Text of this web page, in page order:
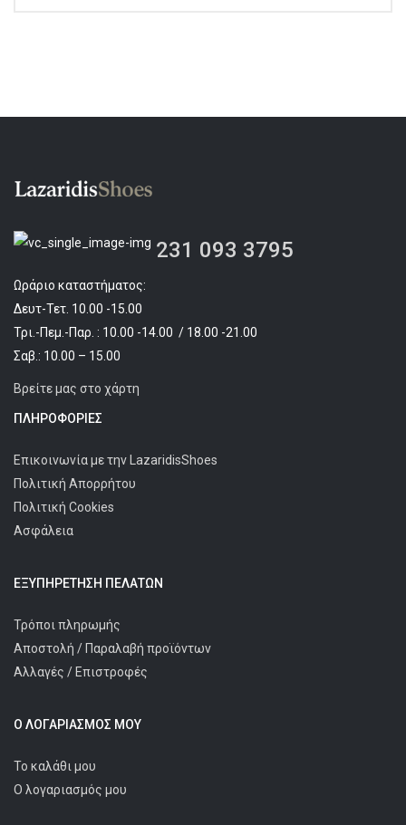
231 093 3795
Ωράριο καταστήματος:
Δευτ-Τετ. 10.00 -15.00
Τρι.-Πεμ.-Παρ. : 10.00 -14.00 / 18.00 -21.00
Σαβ.: 10.00 – 15.00
Βρείτε μας στο χάρτη
ΠΛΗΡΟΦΟΡΊΕΣ
Επικοινωνία με την LazaridisShoes
Πολιτική Απορρήτου
Πολιτική Cookies
Ασφάλεια
ΕΞΥΠΗΡΈΤΗΣΗ ΠΕΛΑΤΩΝ
Τρόποι πληρωμής
Αποστολή / Παραλαβή προϊόντων
Αλλαγές / Επιστροφές
Ο ΛΟΓΑΡΙΑΣΜΌΣ ΜΟΥ
Το καλάθι μου
Ο λογαριασμός μου